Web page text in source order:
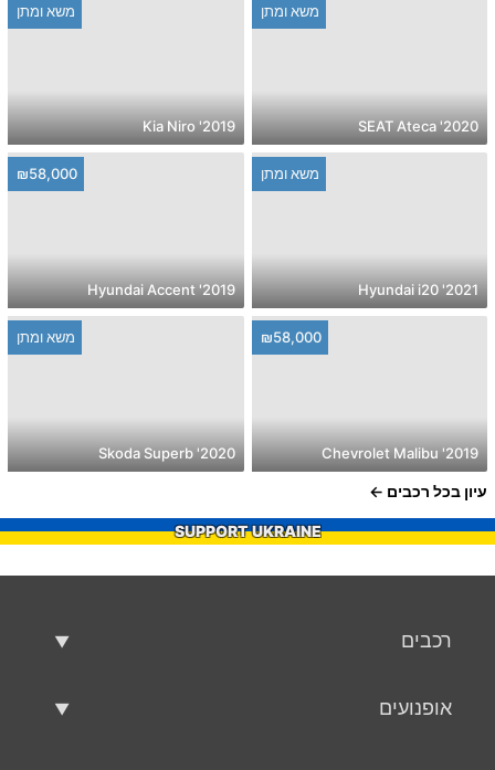
משא ומתן
2020' SEAT Ateca
משא ומתן
2019' Kia Niro
משא ומתן
2021' Hyundai i20
₪58,000
2019' Hyundai Accent
₪58,000
2019' Chevrolet Malibu
משא ומתן
2020' Skoda Superb
עיון בכל רכבים
SUPPORT UKRAINE
רכבים
אופנועים